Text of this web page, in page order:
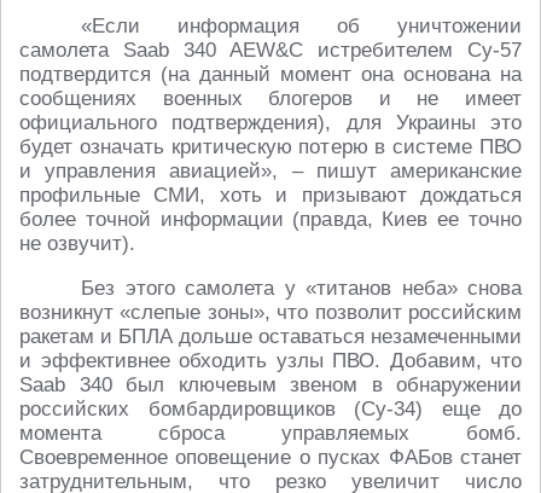
«Если информация об уничтожении
самолета Saab 340 AEW&C истребителем Су-57
подтвердится (на данный момент она основана на
сообщениях военных блогеров и не имеет
официального подтверждения), для Украины это
будет означать критическую потерю в системе ПВО
и управления авиацией», – пишут американские
профильные СМИ, хоть и призывают дождаться
более точной информации (правда, Киев ее точно
не озвучит).
Без этого самолета у «титанов неба» снова
возникнут «слепые зоны», что позволит российским
ракетам и БПЛА дольше оставаться незамеченными
и эффективнее обходить узлы ПВО. Добавим, что
Saab 340 был ключевым звеном в обнаружении
российских бомбардировщиков (Су-34) еще до
момента сброса управляемых бомб.
Своевременное оповещение о пусках ФАБов станет
затруднительным, что резко увеличит число